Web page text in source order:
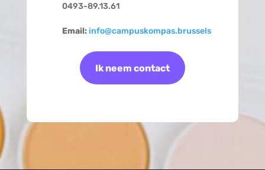
0493-89.13.61
Email:info@campuskompas.brussels
Ik neem contact